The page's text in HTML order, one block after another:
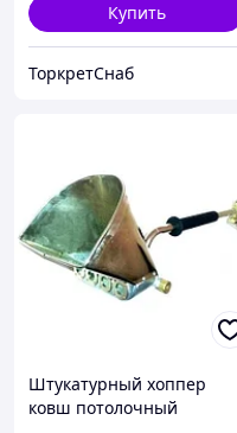
Купить
ТоркретСнаб
Штукатурный хоппер
ковш потолочный